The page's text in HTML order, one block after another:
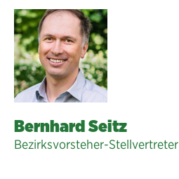
Bernhard Seitz
Bezirksvorsteher-Stellvertreter